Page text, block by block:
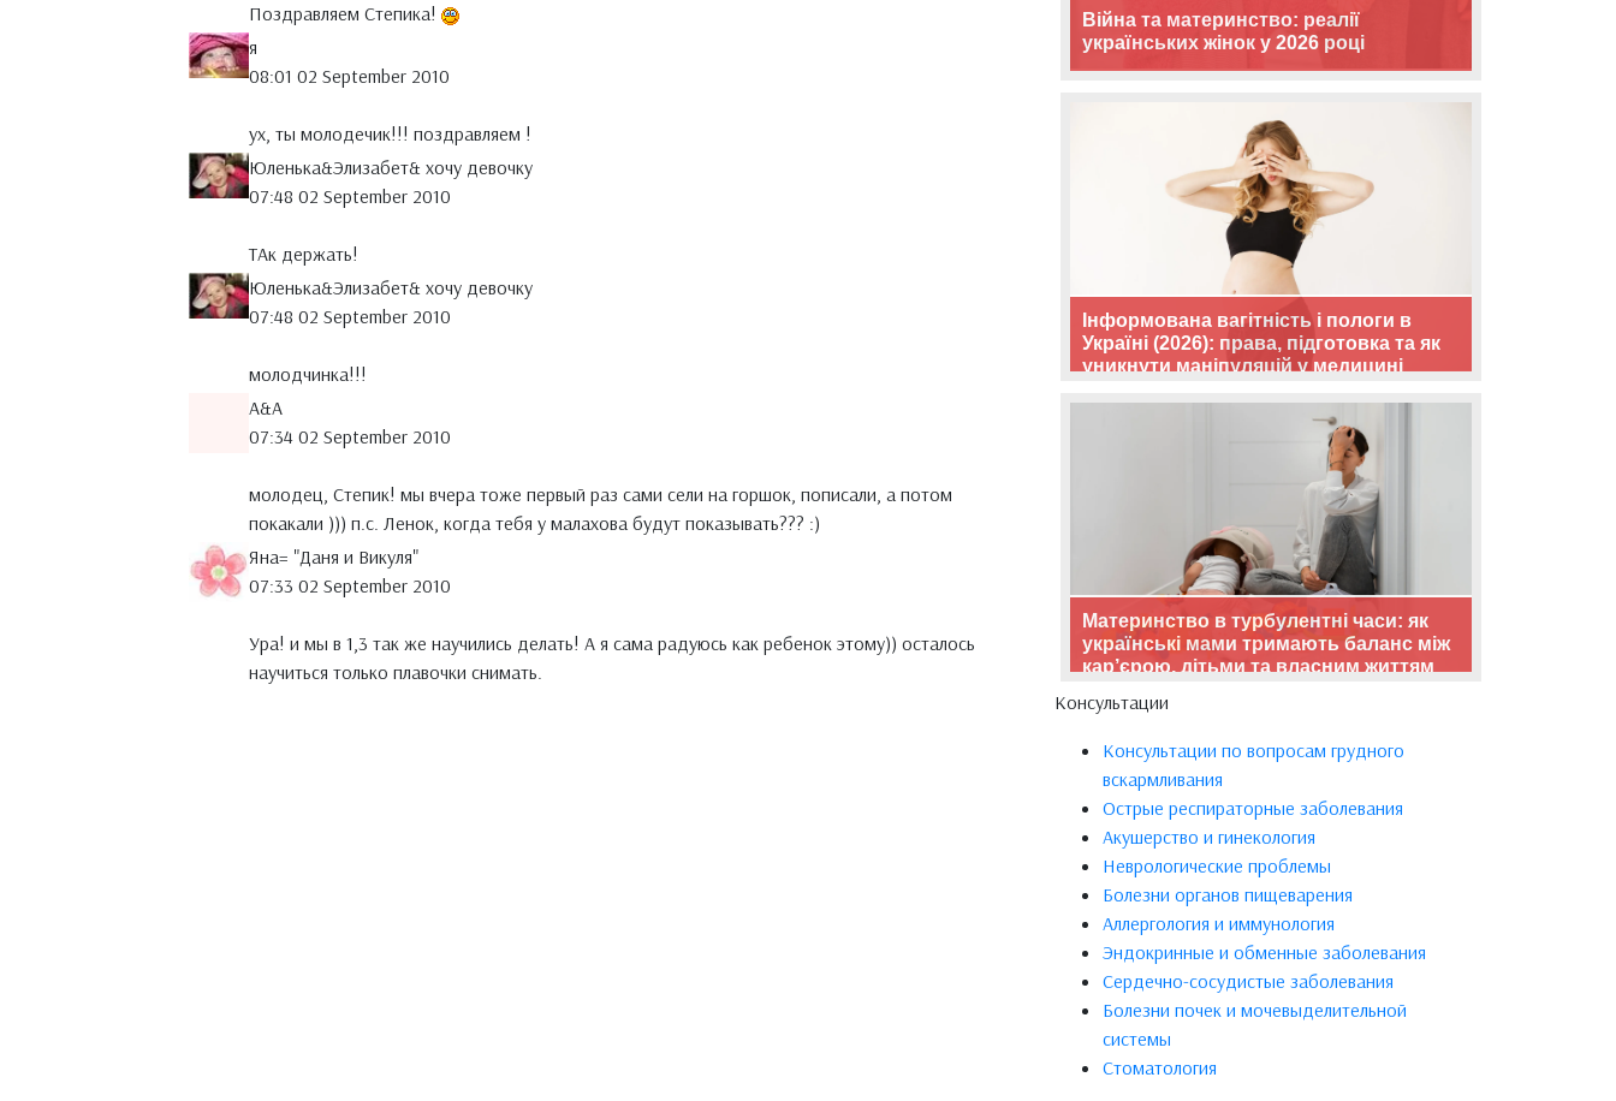
Поздравляем Степика!
я
08:01 02 September 2010
ух, ты молодечик!!! поздравляем !
Юленька&Элизабет& хочу девочку
07:48 02 September 2010
ТАк держать!
Юленька&Элизабет& хочу девочку
07:48 02 September 2010
молодчинка!!!
A&A
07:34 02 September 2010
молодец, Степик! мы вчера тоже первый раз сами сели на горшок, пописали, а потом
покакали ))) п.с. Ленок, когда тебя у малахова будут показывать??? :)
Яна= "Даня и Викуля"
07:33 02 September 2010
Ура! и мы в 1,3 так же научились делать! А я сама радуюсь как ребенок этому)) осталось
научиться только плавочки снимать.
Війна та материнство: реалії
українських жінок у 2026 році
Інформована вагітність і пологи в
Україні (2026): права, підготовка та як
уникнути маніпуляцій у медицині
Материнство в турбулентні часи: як
українські мами тримають баланс між
кар’єрою, дітьми та власним життям
Консультации
Консультации по вопросам грудного
вскармливания
Острые респираторные заболевания
Акушерство и гинекология
Неврологические проблемы
Болезни органов пищеварения
Аллергология и иммунология
Эндокринные и обменные заболевания
Сердечно-сосудистые заболевания
Болезни почек и мочевыделительной
системы
Стоматология